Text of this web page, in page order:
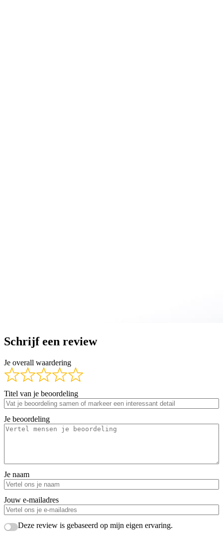
Schrijf een review
Je overall waardering
Titel van je beoordeling
Je beoordeling
Je naam
Jouw e-mailadres
Deze review is gebaseerd op mijn eigen ervaring.